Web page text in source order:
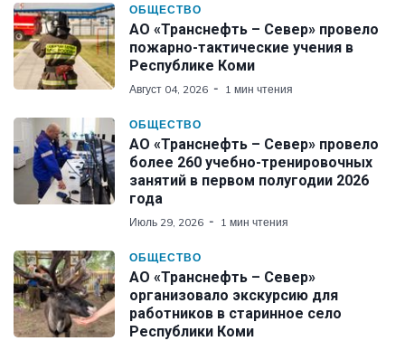
ОБЩЕСТВО
АО «Транснефть – Север» провело
пожарно-тактические учения в
Республике Коми
Август 04, 2026 1 мин чтения
ОБЩЕСТВО
АО «Транснефть – Север» провело
более 260 учебно-тренировочных
занятий в первом полугодии 2026
года
Июль 29, 2026 1 мин чтения
ОБЩЕСТВО
АО «Транснефть – Север»
организовало экскурсию для
работников в старинное село
Республики Коми